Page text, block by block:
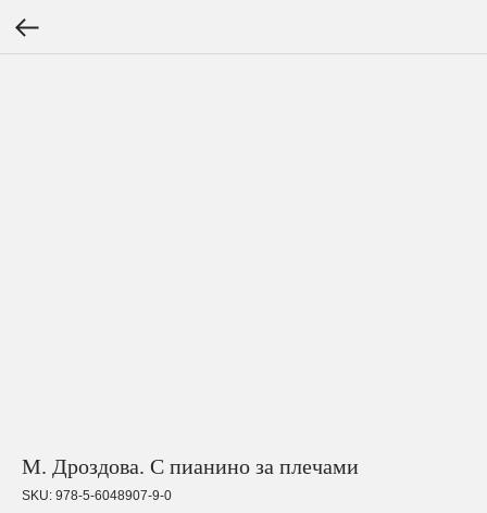
М. Дроздова. С пианино за плечами
SKU: 978-5-6048907-9-0